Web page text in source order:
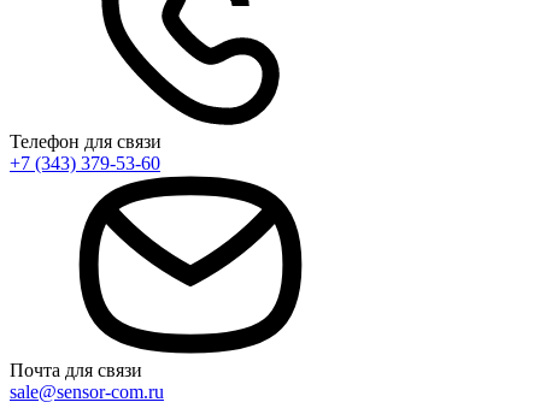
Телефон для связи
+7 (343) 379-53-60
Почта для связи
sale@sensor-com.ru